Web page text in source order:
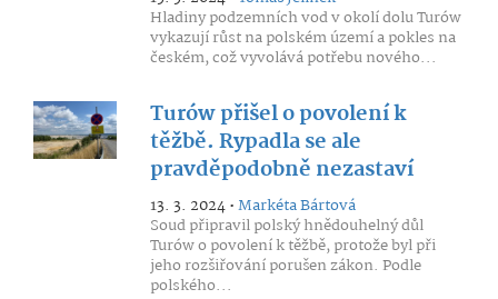
Hladiny podzemních vod v okolí dolu Turów
vykazují růst na polském území a pokles na
českém, což vyvolává potřebu nového...
Turów přišel o povolení k
těžbě. Rypadla se ale
pravděpodobně nezastaví
13. 3. 2024 •Markéta Bártová
Soud připravil polský hnědouhelný důl
Turów o povolení k těžbě, protože byl při
jeho rozšiřování porušen zákon. Podle
polského...